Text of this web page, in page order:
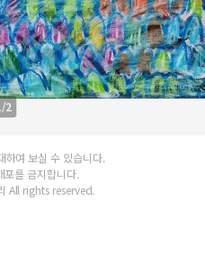
2
하여 보실 수 있습니다.
포를 금지합니다.
All rights reserved.